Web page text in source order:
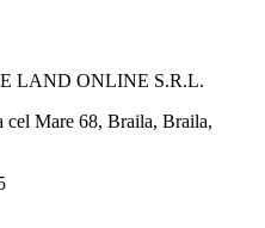
LAND ONLINE S.R.L.
cel Mare 68, Braila, Braila,